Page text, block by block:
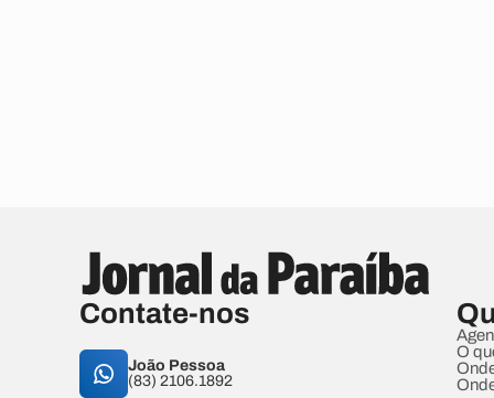
Contate-nos
João Pessoa
(83) 2106.1892
O